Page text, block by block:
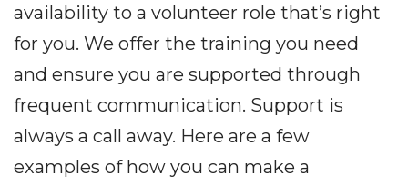
availability to a volunteer role that’s right
for you. We offer the training you need
and ensure you are supported through
frequent communication. Support is
always a call away. Here are a few
examples of how you can make a